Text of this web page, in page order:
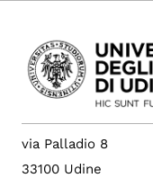
via Palladio 8
33100 Udine